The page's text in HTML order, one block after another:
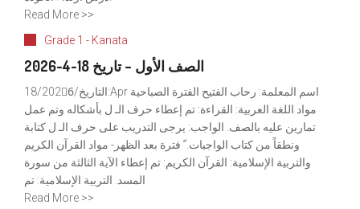
Read More >>
Grade 1 - Kanata
الصف الأول – تاريخ 18-4-2026
التاريخ/18/2026ِ:Apr اسم المعلمة: رحاب الفتيح الفترة الصباحية
مواد اللغة العربية: القراءة: تم إعطاء حرف الـ ل بأشكاله وتم عمل
تمارين عليه بالصف. الواجب: يرجى التدريب على حرف الـ ل كتابة
ونطقاً من كتاب الواجبات. ً فترة بعد الظهر- مواد القرآن الكريم
والتربية الإسلامية: القرآن الكريم: تم إعطاء الآية الثالثة من سورة
المسد. التربية الإسلامية: تم
Read More >>